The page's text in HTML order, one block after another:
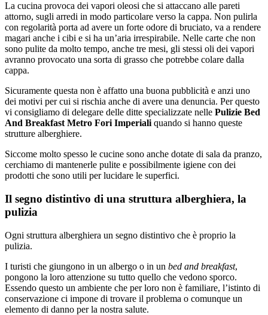
La cucina provoca dei vapori oleosi che si attaccano alle pareti
attorno, sugli arredi in modo particolare verso la cappa. Non pulirla
con regolarità porta ad avere un forte odore di bruciato, va a rendere
magari anche i cibi e si ha un’aria irrespirabile. Nelle carte che non
sono pulite da molto tempo, anche tre mesi, gli stessi oli dei vapori
avranno provocato una sorta di grasso che potrebbe colare dalla
cappa.
Sicuramente questa non è affatto una buona pubblicità e anzi uno
dei motivi per cui si rischia anche di avere una denuncia. Per questo
vi consigliamo di delegare delle ditte specializzate nelle Pulizie Bed
And Breakfast Metro Fori Imperiali quando si hanno queste
strutture alberghiere.
Siccome molto spesso le cucine sono anche dotate di sala da pranzo,
cerchiamo di mantenerle pulite e possibilmente igiene con dei
prodotti che sono utili per lucidare le superfici.
Il segno distintivo di una struttura alberghiera, la
pulizia
Ogni struttura alberghiera un segno distintivo che è proprio la
pulizia.
I turisti che giungono in un albergo o in un bed and breakfast,
pongono la loro attenzione su tutto quello che vedono sporco.
Essendo questo un ambiente che per loro non è familiare, l’istinto di
conservazione ci impone di trovare il problema o comunque un
elemento di danno per la nostra salute.